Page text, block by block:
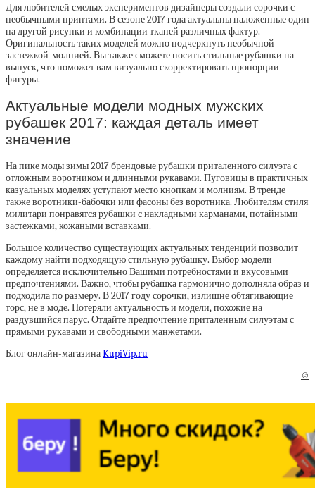
Для любителей смелых экспериментов дизайнеры создали сорочки с
необычными принтами. В сезоне 2017 года актуальны наложенные один
на другой рисунки и комбинации тканей различных фактур.
Оригинальность таких моделей можно подчеркнуть необычной
застежкой-молнией. Вы также сможете носить стильные рубашки на
выпуск, что поможет вам визуально скорректировать пропорции
фигуры.
Актуальные модели модных мужских
рубашек 2017: каждая деталь имеет
значение
На пике моды зимы 2017 брендовые рубашки приталенного силуэта с
отложным воротником и длинными рукавами. Пуговицы в практичных
казуальных моделях уступают место кнопкам и молниям. В тренде
также воротники-бабочки или фасоны без воротника. Любителям стиля
милитари понравятся рубашки с накладными карманами, потайными
застежками, кожаными вставками.
Большое количество существующих актуальных тенденций позволит
каждому найти подходящую стильную рубашку. Выбор модели
определяется исключительно Вашими потребностями и вкусовыми
предпочтениями. Важно, чтобы рубашка гармонично дополняла образ и
подходила по размеру. В 2017 году сорочки, излишне обтягивающие
торс, не в моде. Потеряли актуальность и модели, похожие на
раздувшийся парус. Отдайте предпочтение приталенным силуэтам с
прямыми рукавами и свободными манжетами.
Блог онлайн-магазинаKupiVip.ru
©